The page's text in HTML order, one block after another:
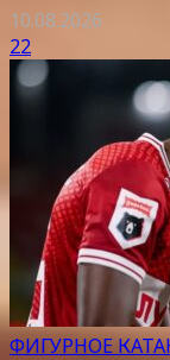
10.08.2026
22
ФИГУРНОЕ